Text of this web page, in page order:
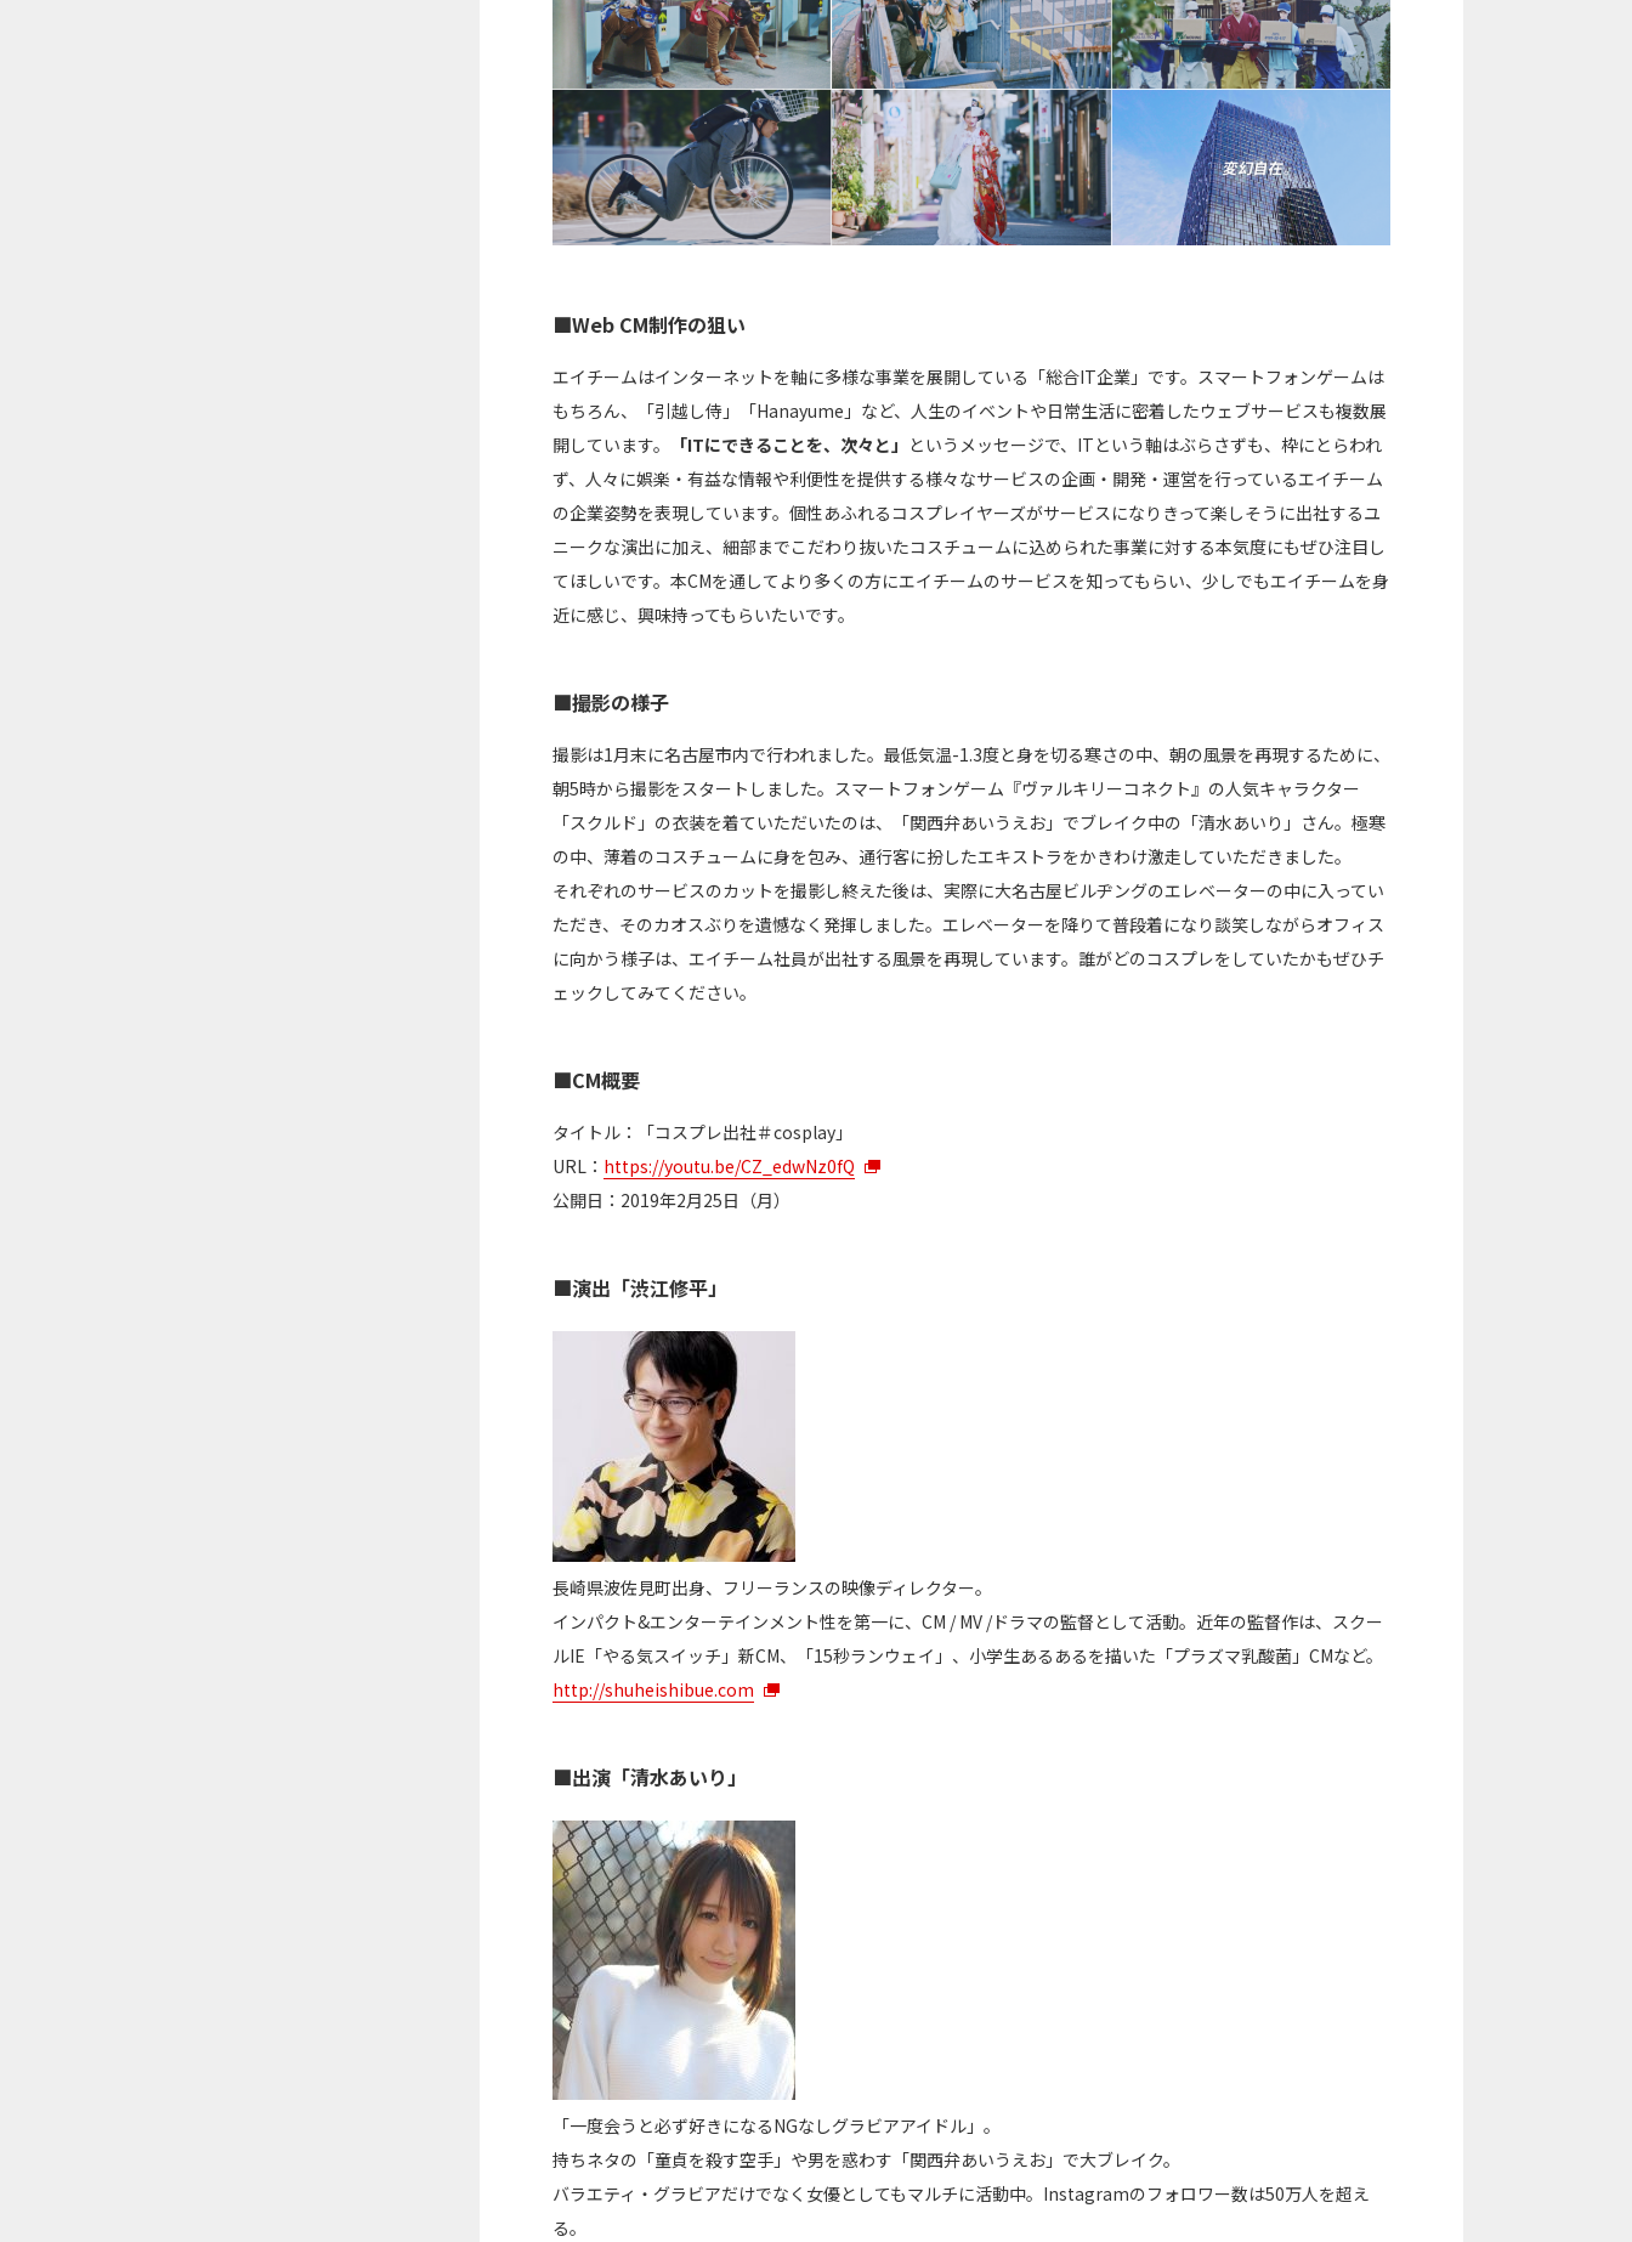
■Web CM制作の狙い
エイチームはインターネットを軸に多様な事業を展開している「総合IT企業」です。スマートフォンゲームは
もちろん、「引越し侍」「Hanayume」など、人生のイベントや日常生活に密着したウェブサービスも複数展
開しています。
「ITにできることを、次々と」 というメッセージで、ITという軸はぶらさずも、枠にとらわれ
ず、人々に娯楽・有益な情報や利便性を提供する様々なサービスの企画・開発・運営を行っているエイチーム
の企業姿勢を表現しています。個性あふれるコスプレイヤーズがサービスになりきって楽しそうに出社するユ
ニークな演出に加え、細部までこだわり抜いたコスチュームに込められた事業に対する本気度にもぜひ注目し
てほしいです。本CMを通してより多くの方にエイチームのサービスを知ってもらい、少しでもエイチームを身
近に感じ、興味持ってもらいたいです。
■撮影の様子
撮影は1月末に名古屋市内で行われました。最低気温-1.3度と身を切る寒さの中、朝の風景を再現するために、
朝5時から撮影をスタートしました。スマートフォンゲーム『ヴァルキリーコネクト』の人気キャラクター
「スクルド」の衣装を着ていただいたのは、「関西弁あいうえお」でブレイク中の「清水あいり」さん。極寒
の中、薄着のコスチュームに身を包み、通行客に扮したエキストラをかきわけ激走していただきました。
それぞれのサービスのカットを撮影し終えた後は、実際に大名古屋ビルヂングのエレベーターの中に入ってい
ただき、そのカオスぶりを遺憾なく発揮しました。エレベーターを降りて普段着になり談笑しながらオフィス
に向かう様子は、エイチーム社員が出社する風景を再現しています。誰がどのコスプレをしていたかもぜひチ
ェックしてみてください。
■CM概要
タイトル：「コスプレ出社＃cosplay」
URL： https://youtu.be/CZ_edwNz0fQ
公開日：2019年2月25日（月）
■演出「渋江修平」
長崎県波佐見町出身、フリーランスの映像ディレクター。
インパクト&エンターテインメント性を第一に、CM / MV /ドラマの監督として活動。近年の監督作は、スクー
ルIE「やる気スイッチ」新CM、「15秒ランウェイ」、小学生あるあるを描いた「プラズマ乳酸菌」CMなど。
http://shuheishibue.com
■出演「清水あいり」
「一度会うと必ず好きになるNGなしグラビアアイドル」。
持ちネタの「童貞を殺す空手」や男を惑わす「関西弁あいうえお」で大ブレイク。
バラエティ・グラビアだけでなく女優としてもマルチに活動中。Instagramのフォロワー数は50万人を超え
る。